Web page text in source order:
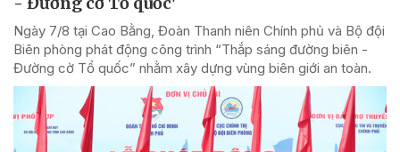
Ngày 7/8 tại Cao Bằng, Đoàn Thanh niên Chính phủ và Bộ đội
Biên phòng phát động công trình “Thắp sáng đường biên -
Đường cờ Tổ quốc” nhằm xây dựng vùng biên giới an toàn.